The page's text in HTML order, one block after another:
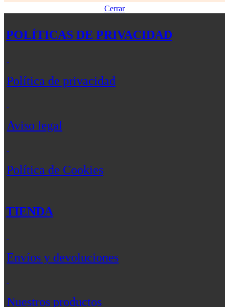
Cerrar
POLÍTICAS DE PRIVACIDAD
Política de privacidad
Aviso legal
Política de Cookies
TIENDA
Envíos y devoluciones
Nuestros productos